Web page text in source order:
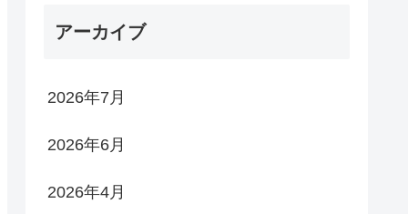
アーカイブ
2026年7月
2026年6月
2026年4月